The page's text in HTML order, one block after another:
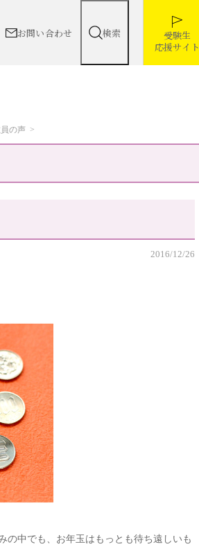
お問い合わせ 検索
受験生
応援サイト
の声
2016/12/26
の中でも、お年玉はもっとも待ち遠しいも